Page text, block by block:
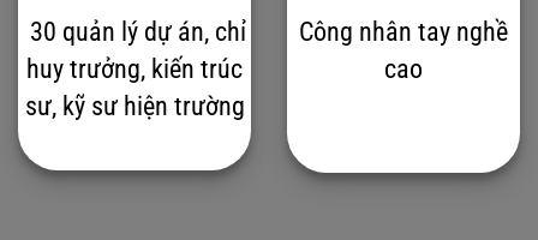
30 quản lý dự án, chỉ
huy trưởng, kiến trúc
sư, kỹ sư hiện trường
Công nhân tay nghề
cao